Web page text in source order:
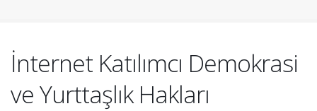
İnternet Katılımcı Demokrasi
ve Yurttaşlık Hakları